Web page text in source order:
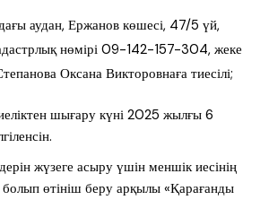
аудан, Ержанов көшесі, 47/5 үй,
нөмірі 09-142-157-304, жеке
Оксана Викторовнаға тиесілі;
шығару күні 2025 жылғы 6
жүзеге асыру үшін меншік иесінің
өтініш беру арқылы «Қарағанды